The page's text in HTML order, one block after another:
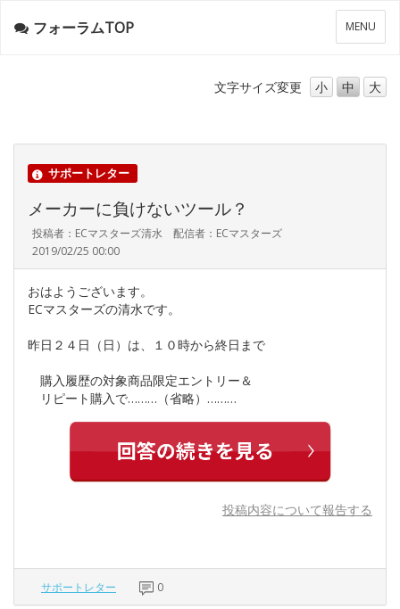
メ
ニ
ー
MENU
フォーラムTOP
文字サイズ変更 小 中 大
サポートレター
メーカーに負けないツール？
投稿者：ECマスターズ清水 配信者：ECマスターズ
2019/02/25 00:00
おはようございます。
ECマスターズの清水です。
昨日２４日（日）は、１０時から終日まで
購入履歴の対象商品限定エントリー＆
リピート購入で………（省略）………
投稿内容について報告する
サポートレター 0